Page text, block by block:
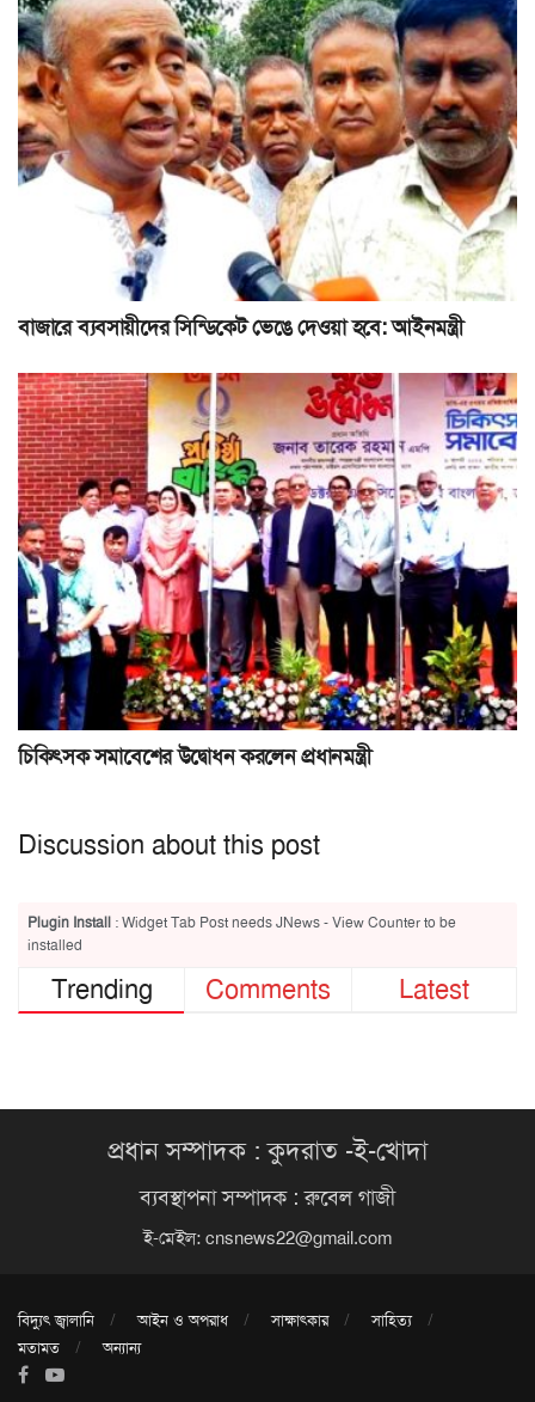
বাজারে ব্যবসায়ীদের সিন্ডিকেট ভেঙে দেওয়া হবে: আইনমন্ত্রী
চিকিৎসক সমাবেশের উদ্বোধন করলেন প্রধানমন্ত্রী
Discussion about this post
Plugin Install : Widget Tab Post needs JNews - View Counter to be
installed
Trending Comments Latest
প্রধান সম্পাদক : কুদরাত -ই-খোদা
ব্যবস্থাপনা সম্পাদক : রুবেল গাজী
ই-মেইল: cnsnews22@gmail.com
বিদ্যুৎ জ্বালানি আইন ও অপরাধ সাক্ষাৎকার
সাহিত্য
মতামত
অন্যান্য